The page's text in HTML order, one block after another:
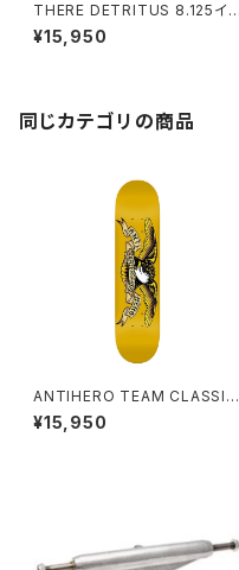
THERE DETRITUS 8.125イン
チ BBSプレス ゼアー デトライタ
ス
¥15,950
同じカテゴリの商品
ANTIHERO TEAM CLASSIC
EAGLE (KIDS SIZE) 7.3イン
チ BBSプレス チーム クラシック
¥15,950